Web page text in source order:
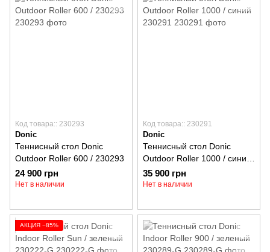
Код товара:: 230293
Donic
Теннисный стол Donic
Outdoor Roller 600 / 230293
24 900 грн
Нет в наличии
Код товара:: 230291
Donic
Теннисный стол Donic
Outdoor Roller 1000 / синий
230291
35 900 грн
Нет в наличии
АКЦИЯ −85%